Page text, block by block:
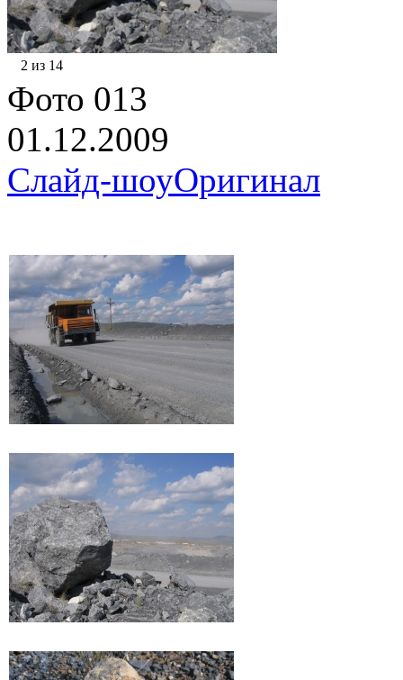
2 из 14
Фото 013
01.12.2009
Слайд-шоуОригинал